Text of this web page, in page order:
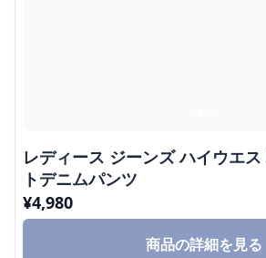
レディース ジーンズ ハイウエ
トデニムパンツ
¥4,980
商品の詳細を見る